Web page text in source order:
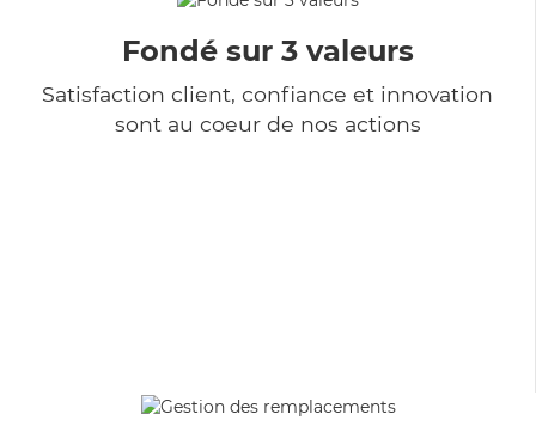
Fondé sur 3 valeurs
Satisfaction client, confiance et innovation
sont au coeur de nos actions